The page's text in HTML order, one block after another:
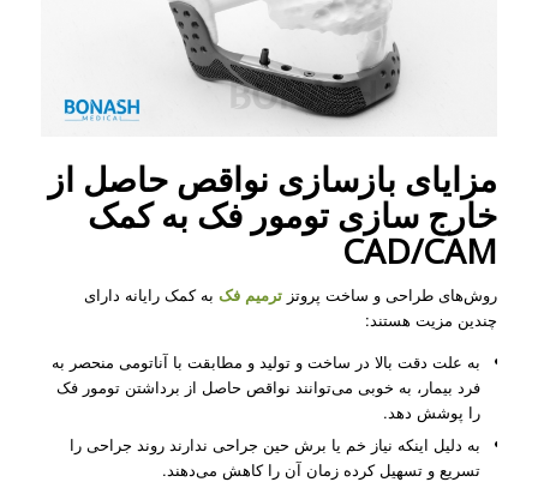
مزایای بازسازی نواقص حاصل از
خارج سازی تومور فک به کمک
CAD/CAM
روش‌های طراحی و ساخت پروتز ترمیم فکبه کمک رایانه دارای
چندین مزیت هستند:
به علت دقت بالا در ساخت و تولید و مطابقت با آناتومی منحصر به
فرد بیمار، به خوبی می‌توانند نواقص حاصل از برداشتن تومور فک
را پوشش دهد.
به دلیل اینکه نیاز خم یا برش حین جراحی ندارند روند جراحی را
تسریع و تسهیل کرده زمان آن را کاهش می‌دهند.